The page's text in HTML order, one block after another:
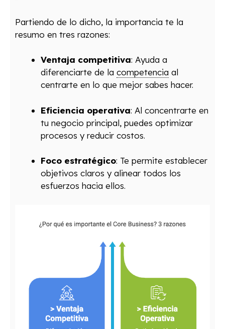
Partiendo de lo dicho, la importancia te la
resumo en tres razones:
Ventaja competitiva: Ayuda a
diferenciarte de la competencia al
centrarte en lo que mejor sabes hacer.
Eficiencia operativa: Al concentrarte en
tu negocio principal, puedes optimizar
procesos y reducir costos.
Foco estratégico: Te permite establecer
objetivos claros y alinear todos los
esfuerzos hacia ellos.